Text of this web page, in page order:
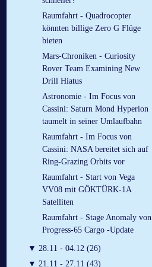
Raumfahrt - Quadrocopter
könnten billige Zero G Flüge
bieten
Mars-Chroniken - Curiosity
Rover Team Examining New
Drill Hiatus
Astronomie - Im Focus von
Cassini: Saturn Mond Hyperion
taumelt in seiner Umlaufbahn
Raumfahrt - Im Focus von
Cassini: NASA bereitet sich auf
Ring-Grazing Orbits vor
Raumfahrt - Start von Vega
VV08 mit GÖKTÜRK-1A
Satelliten
Raumfahrt - Stage Anomaly von
Progress-65 Cargo -Update
▼ 28.11 - 04.12 (26)
▼ 21.11 - 27.11 (43)